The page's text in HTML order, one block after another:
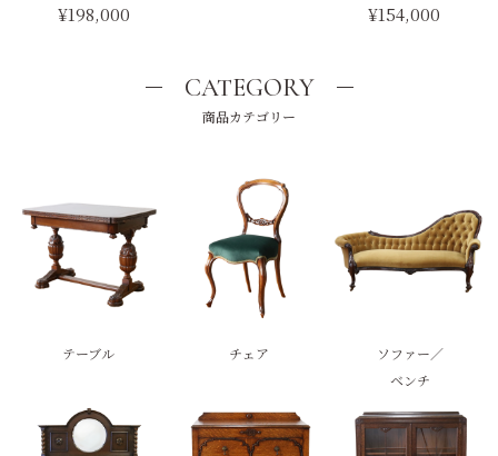
¥198,000
¥154,000
CATEGORY
商品カテゴリー
テーブル チェア
ソファー／
ベンチ